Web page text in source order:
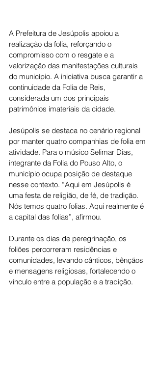
A Prefeitura de Jesúpolis apoiou a
realização da folia, reforçando o
compromisso com o resgate e a
valorização das manifestações culturais
do município. A iniciativa busca garantir a
continuidade da Folia de Reis,
considerada um dos principais
patrimônios imateriais da cidade.
Jesúpolis se destaca no cenário regional
por manter quatro companhias de folia em
atividade. Para o músico Selimar Dias,
integrante da Folia do Pouso Alto, o
município ocupa posição de destaque
nesse contexto. “Aqui em Jesúpolis é
uma festa de religião, de fé, de tradição.
Nós temos quatro folias. Aqui realmente é
a capital das folias”, afirmou.
Durante os dias de peregrinação, os
foliões percorreram residências e
comunidades, levando cânticos, bênçãos
e mensagens religiosas, fortalecendo o
vínculo entre a população e a tradição.